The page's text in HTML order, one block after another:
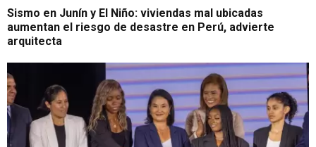
Sismo en Junín y El Niño: viviendas mal ubicadas
aumentan el riesgo de desastre en Perú, advierte
arquitecta